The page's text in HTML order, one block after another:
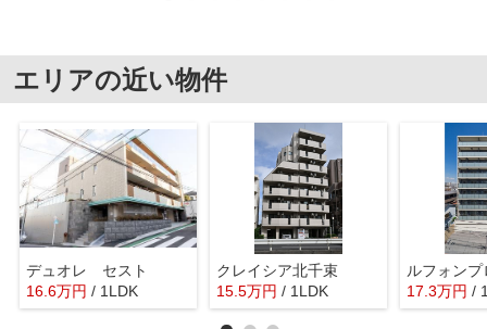
エリアの近い物件
デュオレ セスト
16.6万円 / 1LDK
クレイシア北千束
15.5万円 / 1LDK 17.3万円 /